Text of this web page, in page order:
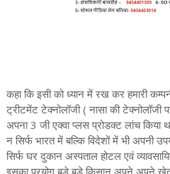
कहा कि इसी को ध्यान में रख कर हमारी
ट्रीटमेंट टेक्नोलॉजी ( नासा की टेक्नोलॉजी
अपना 3 जी एक्वा प्लस प्रोडक्ट लांच
न सिर्फ भारत में बल्कि विदेशों में भी अपनी
सिर्फ घर दुकान अस्पताल होटल एवं
इसका प्रयोग बड़े बड़े किसान अपने अपने